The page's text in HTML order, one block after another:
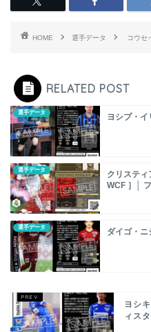
HOME 選手データ コウセ
RELATED POST
選手データ ヨシプ・
選手データ
クリステ
WCF ］│
選手データ ダイゴ・
ヨシ
ィス